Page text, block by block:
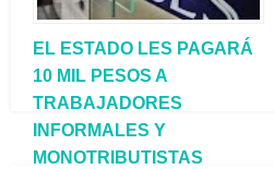
EL ESTADO LES PAGARÁ
10 MIL PESOS A
TRABAJADORES
INFORMALES Y
MONOTRIBUTISTAS